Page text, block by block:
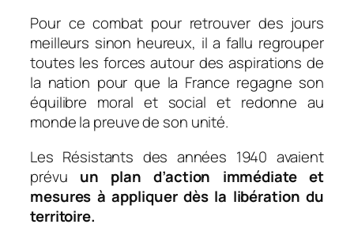
Pour ce combat pour retrouver des jours
meilleurs sinon heureux, il a fallu regrouper
toutes les forces autour des aspirations de
la nation pour que la France regagne son
équilibre moral et social et redonne au
monde la preuve de son unité.
Les Résistants des années 1940 avaient
prévu un plan d’action immédiate et
mesures à appliquer dès la libération du
territoire.